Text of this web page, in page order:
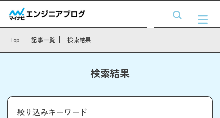
Top 記事一覧 検索結果
検索結果
絞り込みキーワード